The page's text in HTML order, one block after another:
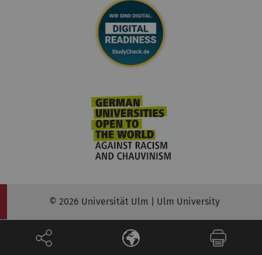
© 2026 Universität Ulm | Ulm University